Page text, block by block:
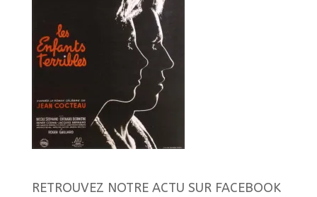
RETROUVEZ NOTRE ACTU SUR FACEBOOK